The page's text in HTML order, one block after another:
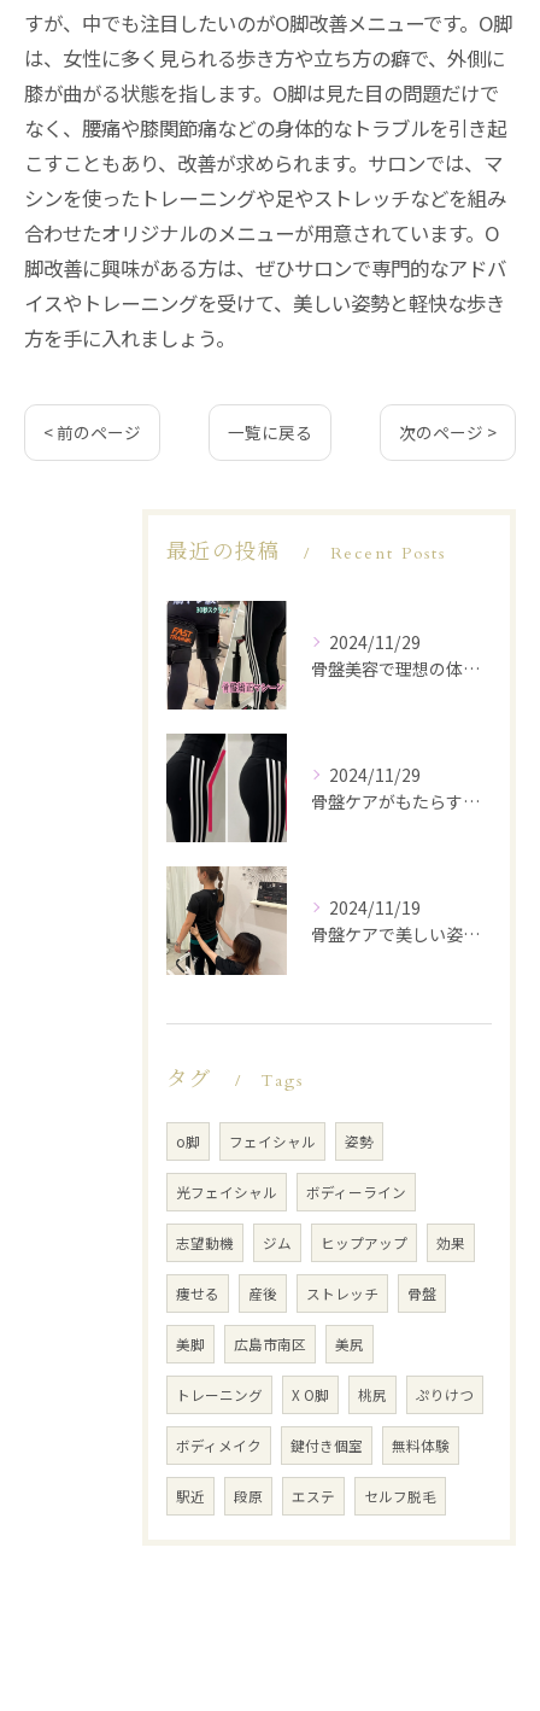
すが、中でも注目したいのがO脚改善メニューです。O脚
は、女性に多く見られる歩き方や立ち方の癖で、外側に
膝が曲がる状態を指します。O脚は見た目の問題だけで
なく、腰痛や膝関節痛などの身体的なトラブルを引き起
こすこともあり、改善が求められます。サロンでは、マ
シンを使ったトレーニングや足やストレッチなどを組み
合わせたオリジナルのメニューが用意されています。O
脚改善に興味がある方は、ぜひサロンで専門的なアドバ
イスやトレーニングを受けて、美しい姿勢と軽快な歩き
方を手に入れましょう。
< 前のページ 一覧に戻る 次のページ >
最近の投稿 Recent Posts
2024/11/29
骨盤美容で理想の体型を実現
2024/11/29
骨盤ケアがもたらす美と健康
2024/11/19
骨盤ケアで美しい姿勢を手に入れる
タグ Tags
o脚 フェイシャル 姿勢
光フェイシャル ボディーライン
志望動機 ジム ヒップアップ 効果
痩せる 産後 ストレッチ 骨盤
美脚 広島市南区 美尻
トレーニング X O脚 桃尻 ぷりけつ
ボディメイク 鍵付き個室 無料体験
駅近 段原 エステ セルフ脱毛